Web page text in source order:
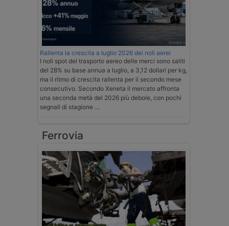
Rallenta la crescita a luglio 2026 dei noli aerei
I noli spot del trasporto aereo delle merci sono saliti
del 28% su base annua a luglio, a 3,12 dollari per kg,
ma il ritmo di crescita rallenta per il secondo mese
consecutivo. Secondo Xeneta il mercato affronta
una seconda metà del 2026 più debole, con pochi
segnali di stagione …
Ferrovia